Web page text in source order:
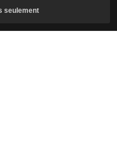
seulement